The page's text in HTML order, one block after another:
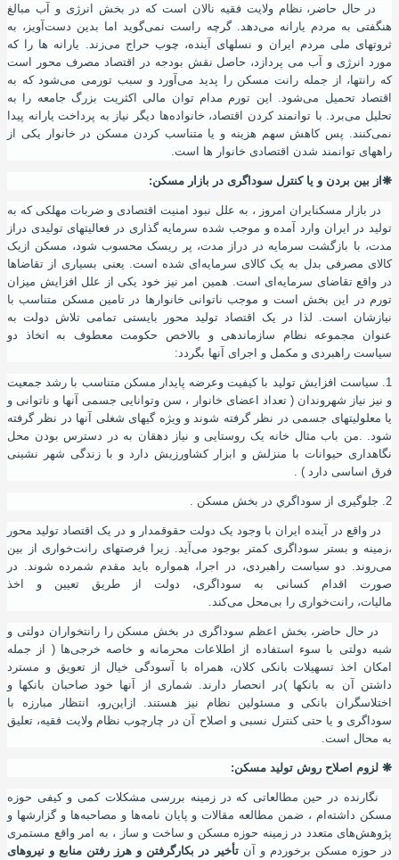
در حال حاضر ، نظام ولایت فقیه نالان است که در بخش انرژی و آب مبالغ
هنگفتی به مردم یارانه می‌دهد. گرچه راست نمی‌گوید اما بدین دست‌آ ویز ، به
ثروتهای ملی مردم ایران و نسلهای آینده، چوب حراج می‌زند. یارانه ها را که
مورد انرژی و آب می پردازد ، حاصل نقش بودجه در اقتصاد مصرف محور است
که رانتها، از جمله رانت مسکن را پدید می‌ ورد و سبب تورمی می‌شود که به
اقتصاد تحمیل می‌شود. این تورم مدام توان مالی اکثریت بزرگ جامعه را به
تحلیل می‌برد. با توانمند کردن اقتصاد ، خانواده‌ها دیگر نیاز به پرداخت یارانه پیدا
نمی‌کنند. پس کاهش سهم هزینه‌ و یا متناسب کردن مسکن در خانوار یکی از
راههای توانمند شدن اقتصادی خانوار ها است.
❋ از بین بردن و یا كنترل سوداگری در بازار مسكن:
در بازار مسکنایران امروز ، به علل نبود امنیت اقتصادی و ضربات مهلکی که به
تولید در ایران وارد آمده و موجب شده سرمایه گذاری در فعالیتهای تولیدی دراز
مدت، با بازگشت سرمایه در دراز مدت، پر ریسک محسوب شود، مسکن ازیک
کالای مصرفی بدل به یک کالای سرمایه‌ای شده است. یعنی بسیاری از تقاضاها
در واقع تقاضای سرمایه‌ای است. همین امر نیز خود یکی از علل افزايش میزان
تورم در اين بخش است و موجب ناتوانی خانوارها در تامين مسكن متناسب با
نيازشان است. لذا در یک اقتصاد تولید محور بایستی تمامی تلاش دولت به
عنوان مجموعه نظام سازماندهی و بالاخص حکومت معطوف به اتخاذ دو
سیاست راهبردی و مکمل و اجرای
نها بگردد :
1. سیاست افزایش تولید با کیفیت وعرضه پایدار مسکن متناسب با رشد جمعیت
و نیز نیاز شهروندان ( تعداد اعضای خانوار ، سن وتوانایی جسمی آنها و ناتوانی و
یا معلولیتهای جسمی در نظر گرفته شوند و ویژه گیهای شغلی آنها در نظر گرفته
شود. .من باب مثال خانه یک روستایی و نیاز دهقان به در دسترس بودن محل
نگاهداری حیوانات با منزلش و ابزار کشاورزیش دارد و با زندگی شهر نشینی
فرق اساسی دارد ) .
2. جلوگیری از سوداگري در بخش مسکن .
در واقع در آینده ایران با وجود یک دولت حقوقمدار و در یک اقتصاد تولید محور
،زمینه و بستر سوداگری کمتر بوجود می‌آید. زیرا فرصتهای رانت‌خواری از بین
می‌روند. دو سیاست راهبردی، در اجرا ، همواره باید مقدم شمرده شوند. در
صورت اقدام کسانی به سوداگری، دولت از طريق تعیین و اخذ
ماليات، رانت‌خواری را بی‌محل می‌کند.
در حال حاضر ، بخش اعظم سوداگری در بخش مسکن را رانتخواران دولتی و
شبه دولتی با سوء استفاده از اطلاعات محرمانه و خاصه خرجی‌ها ( از جمله
امکان اخذ تسهیلات بانکی کلان، همراه با
سودگی خیال از تعویق و مسترد
داشتن آن به بانکها )در انحصار دارند. شماری از آنها خود صاحبان بانکها و
اختلاسگران بانکی و مسئولین نظام نیز هستند. ازاین‌رو، انتظار مبارزه با
سوداگری و یا حتی کنترل نسبی و اصلاح آن در چارچوب نظام ولایت فقیه، تعلیق
به محال است.
❋ لزوم اصلاح روش تولید مسکن:
نگارنده در حین مطالعاتی که در زمینه بررسی مشکلات کمی و کیفی حوزه
مسکن داشته‌ام ، ضمن مطالعه مقالات و پایان نامه‌ها و مصاحبه‌ها و گزارشها و
پژوهش‌های متعدد در زمینه حوزه مسکن و ساخت و ساز ، به امر واقع مستمری
در حوزه مسکن برخوردم و آنتأخیر در بکارگرفتن و هرز رفتن منابع و نیروهای